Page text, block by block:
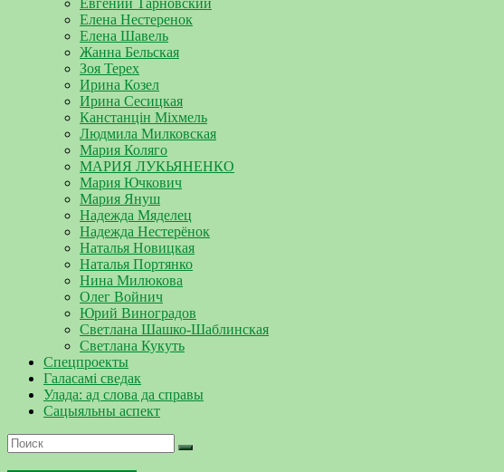
Евгений Тарновский
Елена Нестеренок
Елена Шавель
Жанна Бельская
Зоя Терех
Ирина Козел
Ирина Сесицкая
Канстанцін Міхмель
Людмила Милковская
Мария Коляго
МАРИЯ ЛУКЬЯНЕНКО
Мария Ючкович
Мария Януш
Надежда Мяделец
Надежда Нестерёнок
Наталья Новицкая
Наталья Портянко
Нина Милюкова
Олег Войнич
Юрий Виноградов
Светлана Шашко-Шаблинская
Светлана Кукуть
Спецпроекты
Галасамі сведак
Улада: ад слова да справы
Сацыяльны аспект